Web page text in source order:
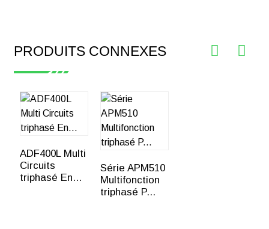
PRODUITS CONNEXES
ADF400L Multi
Circuits
triphasé En...
Série APM510
Multifonction
triphasé P...